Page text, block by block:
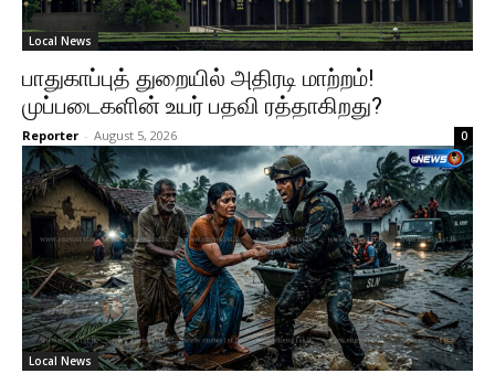
Local News
பாதுகாப்புத் துறையில் அதிரடி மாற்றம்!
முப்படைகளின் உயர் பதவி ரத்தாகிறது?
Reporter - August 5, 2026 0
Local News